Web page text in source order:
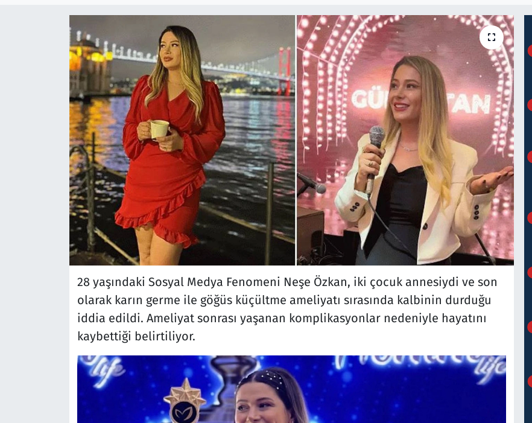
28 yaşındaki Sosyal Medya Fenomeni Neşe Özkan, iki çocuk annesiydi ve son
olarak karın germe ile göğüs küçültme ameliyatı sırasında kalbinin durduğu
iddia edildi. Ameliyat sonrası yaşanan komplikasyonlar nedeniyle hayatını
kaybettiği belirtiliyor.
Televizyon